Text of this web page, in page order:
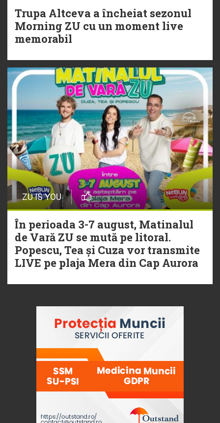
Trupa Altceva a încheiat sezonul
Morning ZU cu un moment live
memorabil
ZU IS YOU
În perioada 3-7 august, Matinalul
de Vară ZU se mută pe litoral.
Popescu, Tea și Cuza vor transmite
LIVE pe plaja Mera din Cap Aurora